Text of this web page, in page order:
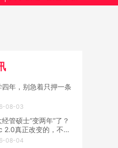
四年，别急着只押一条
08-03
管硕士“变两年”了？
2.0真正改变的，不只
制08-04